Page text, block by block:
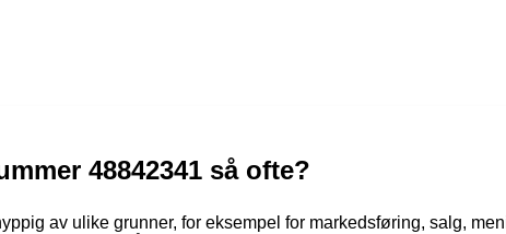
48842341 så ofte?
av ulike grunner, for eksempel for markedsføring, salg,